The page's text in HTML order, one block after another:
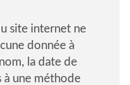
site internet ne
donnée à
la date de
à une méthode